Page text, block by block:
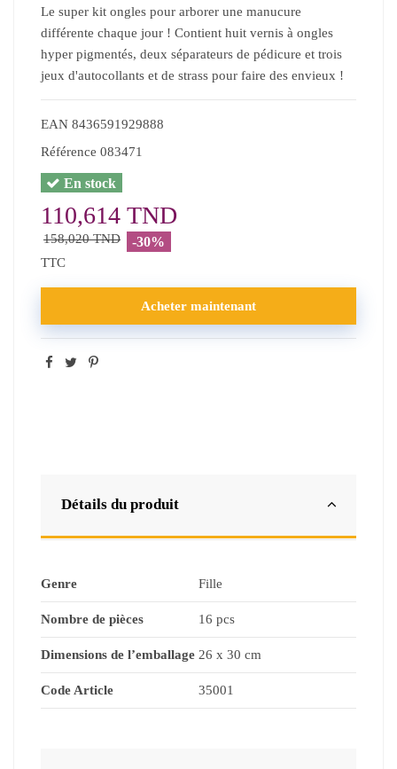
Le super kit ongles pour arborer une manucure
différente chaque jour ! Contient huit vernis à ongles
hyper pigmentés, deux séparateurs de pédicure et trois
jeux d'autocollants et de strass pour faire des envieux !
EAN 8436591929888
Référence 083471
En stock
110,614 TND
158,020 TND -30%
TTC
Acheter maintenant
Détails du produit
Genre Fille
Nombre de pièces 16 pcs
Dimensions de l’emballage 26 x 30 cm
Code Article 35001